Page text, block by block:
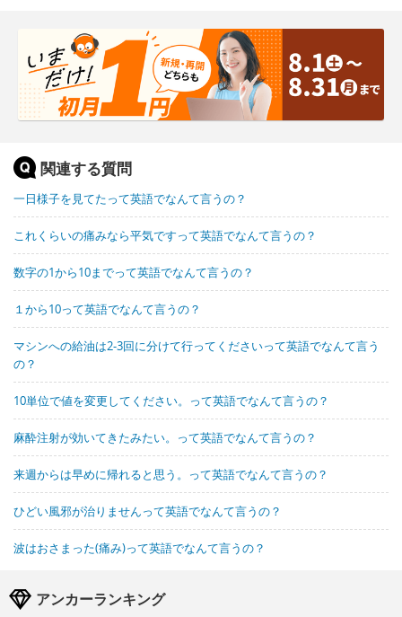
関連する質問
一日様子を見てたって英語でなんて言うの？
これくらいの痛みなら平気ですって英語でなんて言うの？
数字の1から10までって英語でなんて言うの？
１から10って英語でなんて言うの？
マシンへの給油は2-3回に分けて行ってくださいって英語でなんて言う
の？
10単位で値を変更してください。って英語でなんて言うの？
麻酔注射が効いてきたみたい。って英語でなんて言うの？
来週からは早めに帰れると思う。って英語でなんて言うの？
ひどい風邪が治りませんって英語でなんて言うの？
波はおさまった(痛み)って英語でなんて言うの？
アンカーランキング